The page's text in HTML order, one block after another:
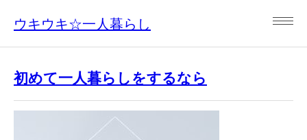
ウキウキ☆一人暮らし
初めて一人暮らしをするなら